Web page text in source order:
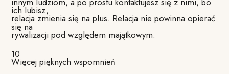
ich lubisz,
relacja zmienia się na plus. Relacja nie powinna opierać
się na
rywalizacji pod względem majątkowym.
10
Więcej pięknych wspomnień